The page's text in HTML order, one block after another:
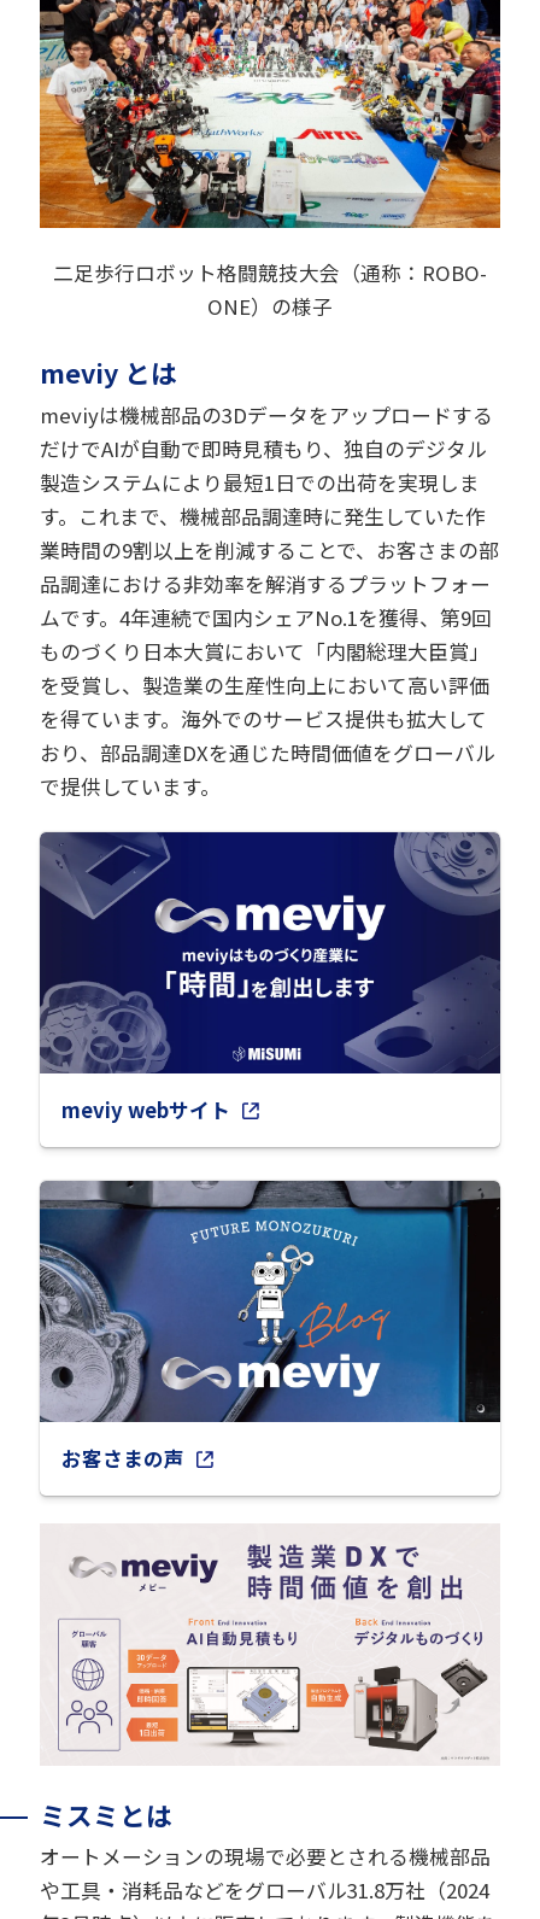
二足歩行ロボット格闘競技大会（通称：ROBO-
ONE）の様子
meviy とは
meviyは機械部品の3Dデータをアップロードする
だけでAIが自動で即時見積もり、独自のデジタル
製造システムにより最短1日での出荷を実現しま
す。これまで、機械部品調達時に発生していた作
業時間の9割以上を削減することで、お客さまの部
品調達における非効率を解消するプラットフォー
ムです。4年連続で国内シェアNo.1を獲得、第9回
ものづくり日本大賞において「内閣総理大臣賞」
を受賞し、製造業の生産性向上において高い評価
を得ています。海外でのサービス提供も拡大して
おり、部品調達DXを通じた時間価値をグローバル
で提供しています。
meviy webサイト
お客さまの声
ミスミとは
オートメーションの現場で必要とされる機械部品
や工具・消耗品などをグローバル31.8万社（2024